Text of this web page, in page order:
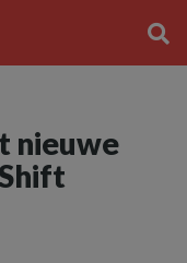
nieuwe